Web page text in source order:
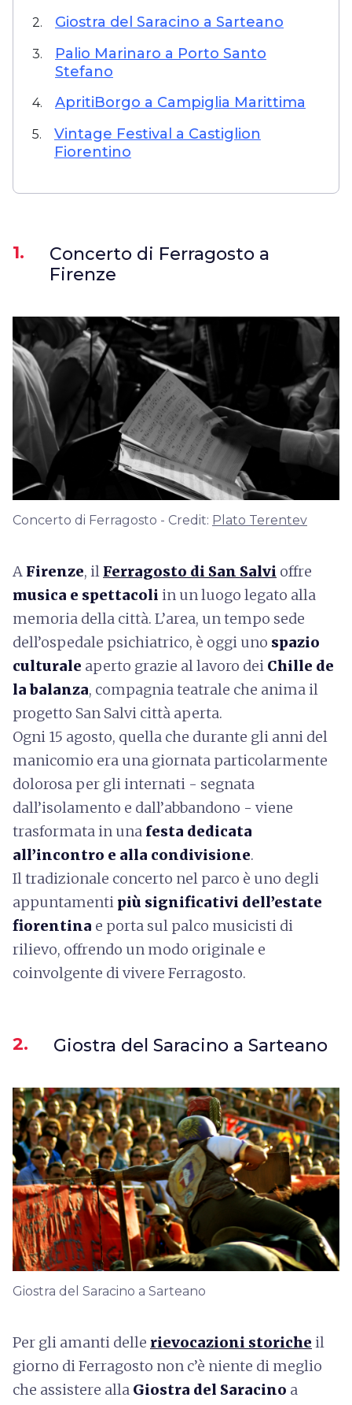
2. Giostra del Saracino a Sarteano
3.
Palio Marinaro a Porto Santo
Stefano
4. ApritiBorgo a Campiglia Marittima
5.
Vintage Festival a Castiglion
Fiorentino
1.
Concerto di Ferragosto a
Firenze
Concerto di Ferragosto - Credit: Plato Terentev
A Firenze, il Ferragosto di San Salvi offre
musica e spettacoli in un luogo legato alla
memoria della città. L’area, un tempo sede
dell’ospedale psichiatrico, è oggi uno spazio
culturale aperto grazie al lavoro dei Chille de
la balanza, compagnia teatrale che anima il
progetto San Salvi città aperta.
Ogni 15 agosto, quella che durante gli anni del
manicomio era una giornata particolarmente
dolorosa per gli internati - segnata
dall’isolamento e dall’abbandono - viene
trasformata in una festa dedicata
all’incontro e alla condivisione.
Il tradizionale concerto nel parco è uno degli
appuntamenti più significativi dell’estate
fiorentina e porta sul palco musicisti di
rilievo, offrendo un modo originale e
coinvolgente di vivere Ferragosto.
2. Giostra del Saracino a Sarteano
Giostra del Saracino a Sarteano
Per gli amanti delle rievocazioni storiche il
giorno di Ferragosto non c’è niente di meglio
che assistere alla Giostra del Saracino a